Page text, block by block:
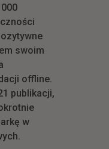
swoim
offline.
publikacji,
w